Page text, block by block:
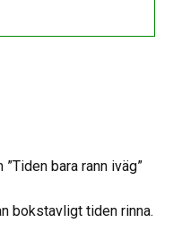
bara rann iväg”
bokstavligt tiden rinna.